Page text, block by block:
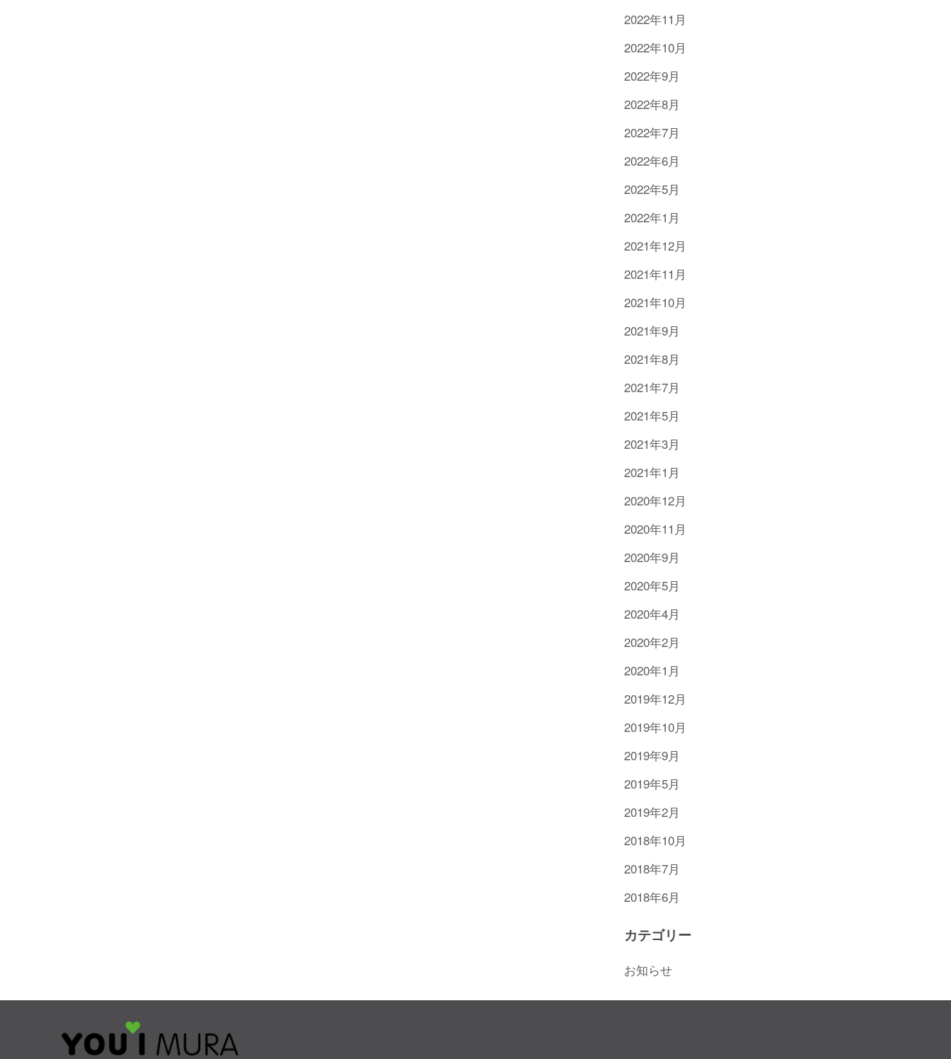
2022年11月
2022年10月
2022年9月
2022年8月
2022年7月
2022年6月
2022年5月
2022年1月
2021年12月
2021年11月
2021年10月
2021年9月
2021年8月
2021年7月
2021年5月
2021年3月
2021年1月
2020年12月
2020年11月
2020年9月
2020年5月
2020年4月
2020年2月
2020年1月
2019年12月
2019年10月
2019年9月
2019年5月
2019年2月
2018年10月
2018年7月
2018年6月
カテゴリー
お知らせ